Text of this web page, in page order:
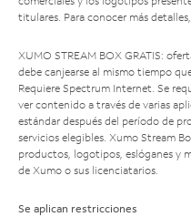
titulares. Para conocer más
XUMO STREAM BOX GRATIS:
debe canjearse al mismo tiempo
Requiere Spectrum Internet. Se
ver contenido a través de varias
estándar después del período de
servicios elegibles. Xumo Stream
productos, logotipos, eslóganes y
de Xumo o sus licenciatarios.
Se aplican restricciones